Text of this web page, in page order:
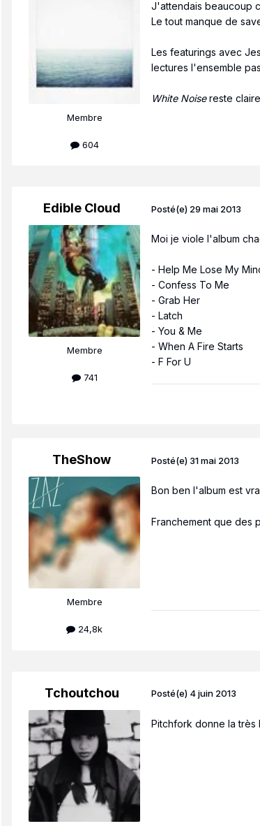
Membre
604
J'attendais beaucoup
Le tout manque de
Les featurings avec
lectures l'ensemble
White Noisereste
Edible Cloud
Membre
741
Posté(e) 29 mai 2013
Moi je viole l'album
- Help Me Lose My
- Confess To Me
- Grab Her
- Latch
- You & Me
- When A Fire Starts
- F For U
TheShow
Membre
24,8k
Posté(e) 31 mai 2013
Bon ben l'album est
Franchement que des
Tchoutchou Posté(e) 4 juin 2013
Pitchfork donne la très